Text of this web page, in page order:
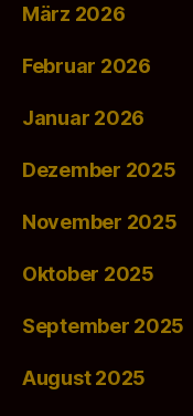
März 2026
Februar 2026
Januar 2026
Dezember 2025
November 2025
Oktober 2025
September 2025
August 2025